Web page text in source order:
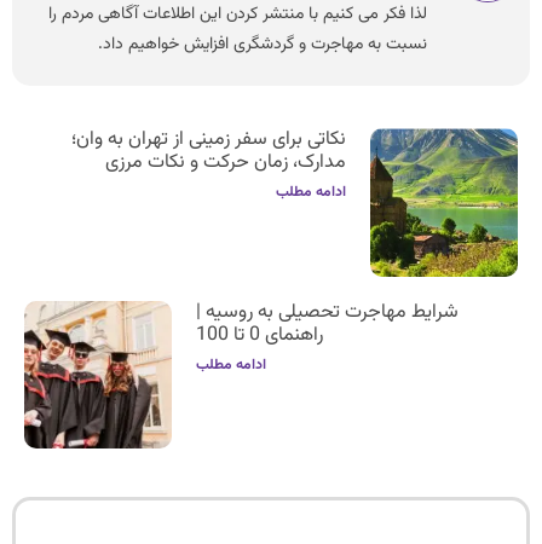
لذا فکر می کنیم با منتشر کردن این اطلاعات آگاهی مردم را
نسبت به مهاجرت و گردشگری افزایش خواهیم داد.
نکاتی برای سفر زمینی از تهران به وان؛
مدارک، زمان حرکت و نکات مرزی
ادامه مطلب
شرایط مهاجرت تحصیلی به روسیه |
راهنمای 0 تا 100
ادامه مطلب